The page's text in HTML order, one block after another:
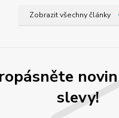
Zobrazit všechny články
slevy!